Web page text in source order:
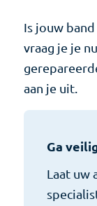
Is jouw
vraag je je
aan je uit.
Ga
Laat uw